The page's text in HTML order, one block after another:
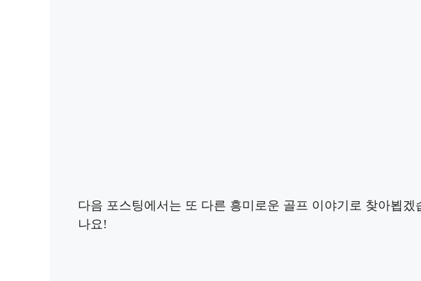
다음 포스팅에서는 또 다른 흥미로운 골프 이야기로 찾아뵙
나요!